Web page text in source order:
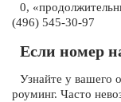
0,
(496) 545-30-97
Если номер
Узнайте у вашего
роуминг. Часто